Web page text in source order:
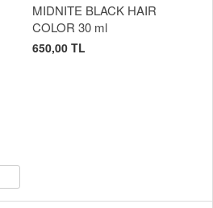
MIDNITE BLACK HAIR
COLOR 30 ml
650,00 TL